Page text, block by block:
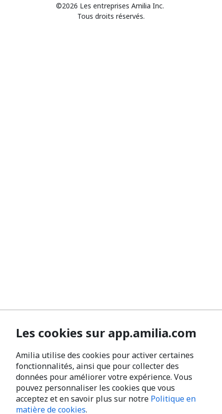
©2026 Les entreprises Amilia Inc.
Tous droits réservés.
Les cookies sur app.amilia.com
Amilia utilise des cookies pour activer certaines
fonctionnalités, ainsi que pour collecter des
données pour améliorer votre expérience. Vous
pouvez personnaliser les cookies que vous
acceptez et en savoir plus sur notre Politique en
matière de cookies.